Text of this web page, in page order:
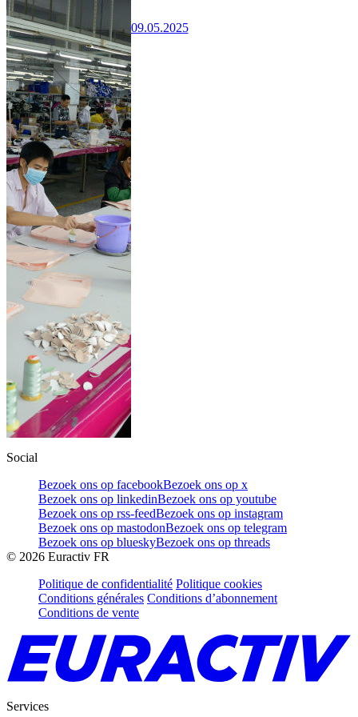
09.05.2025
Social
Bezoek ons op facebookBezoek ons op x
Bezoek ons op linkedinBezoek ons op youtube
Bezoek ons op rss-feedBezoek ons op instagram
Bezoek ons op mastodonBezoek ons op telegram
Bezoek ons op blueskyBezoek ons op threads
© 2026 Euractiv FR
Politique de confidentialité Politique cookies
Conditions générales Conditions d’abonnement
Conditions de vente
Services